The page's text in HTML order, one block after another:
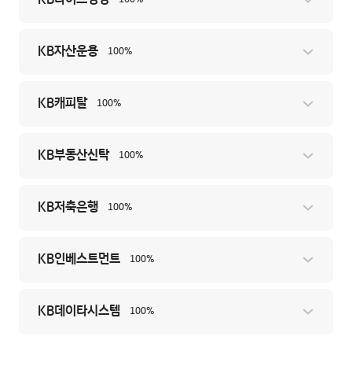
KB자산운용 100%
KB캐피탈 100%
KB부동산신탁 100%
KB저축은행 100%
KB인베스트먼트 100%
KB데이타시스템 100%